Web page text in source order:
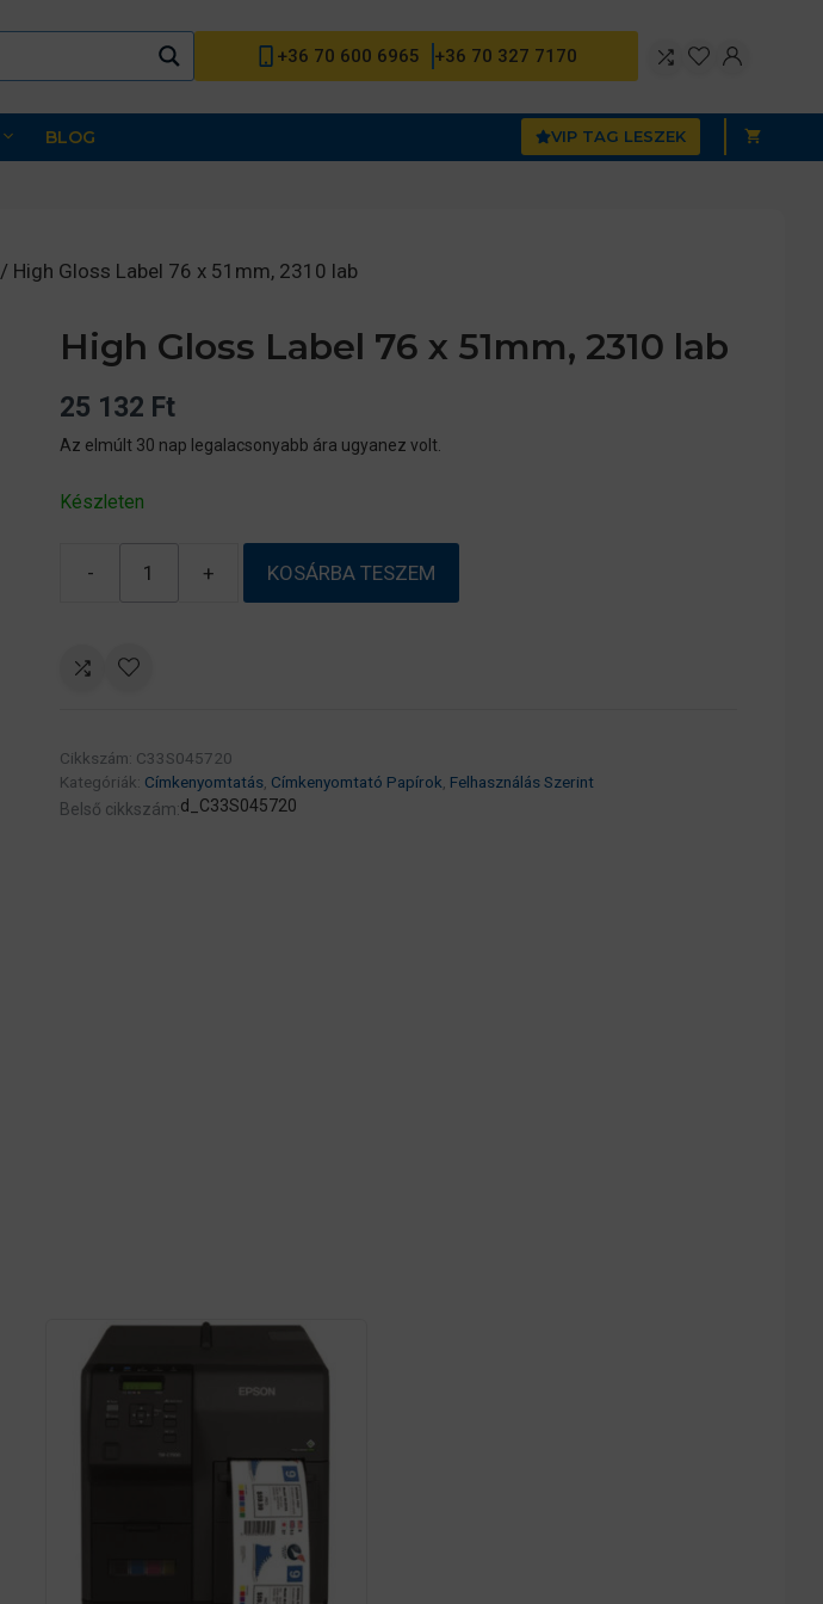
+36 70 600 6965 +36 70 327 7170
BLOG VIP TAG LESZEK
/ High Gloss Label 76 x 51mm, 2310 lab
High Gloss Label 76 x 51mm, 2310 lab
25 132 Ft
Az elmúlt 30 nap legalacsonyabb ára ugyanez volt.
Készleten
-
76
2310
lab
+ KOSÁRBA TESZEM
Cikkszám: C33S045720
Kategóriák: Címkenyomtatás, Címkenyomtató Papírok, Felhasználás Szerint
Belső cikkszám:d_C33S045720